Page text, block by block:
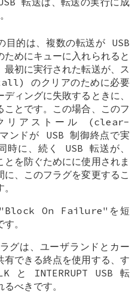
目的は、複数の転送が USB
ためにキューに入れられると
最初に実行された転送が、ス
のクリアのために必要
ディングに失敗するときに、
ことです。この場合、このフ
リアストール (clear-
ドが USB 制御終点で実
時に、続く USB 転送が、
とを防ぐためにに使用されま
に、このフラグを変更するこ
"Block On Failure"を短
。
グは、ユーザランドとカー
有できる終点を使用する、す
と INTERRUPT USB 転
べきです。